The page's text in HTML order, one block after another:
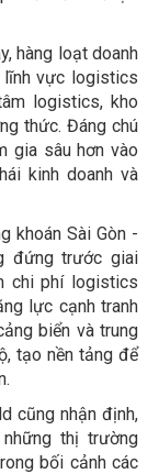
hàng loạt doanh
lĩnh vực logistics
logistics, kho
thức. Đáng chú
gia sâu hơn vào
kinh doanh và
khoán Sài Gòn -
đứng trước giai
chi phí logistics
lực cạnh tranh
biển và trung
tạo nền tảng để
cũng nhận định,
thị trường
bối cảnh các